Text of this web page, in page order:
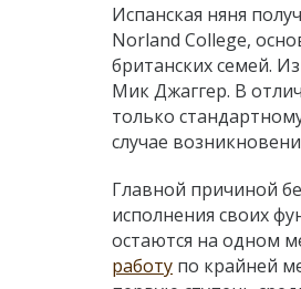
Испанская няня
Norland College,
британских семей.
Мик Джаггер. В
только
случае
Главной причиной
исполнения своих
остаются на одном
работу по крайней